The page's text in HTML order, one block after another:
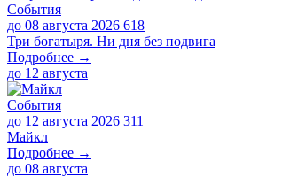
События
до 08 августа 2026 618
Три богатыря. Ни дня без подвига
Подробнее →
до 12 августа
События
до 12 августа 2026 311
Майкл
Подробнее →
до 08 августа